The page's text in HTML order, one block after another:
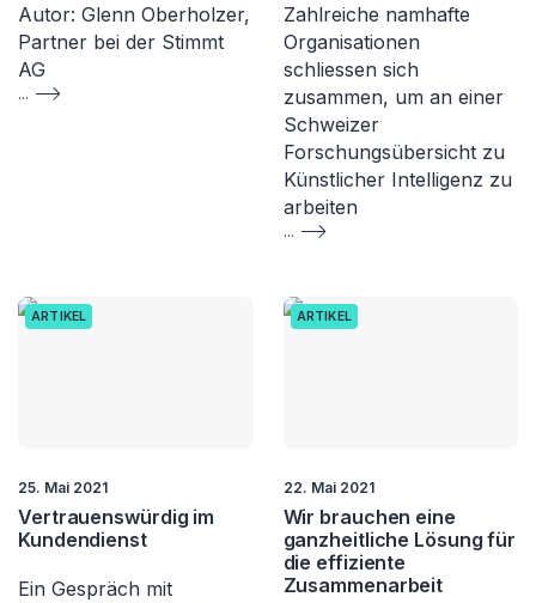
Autor: Glenn Oberholzer,
Partner bei der Stimmt
AG
...
Zahlreiche namhafte
Organisationen
schliessen sich
zusammen, um an einer
Schweizer
Forschungsübersicht zu
Künstlicher Intelligenz zu
arbeiten
...
ARTIKEL
25. Mai 2021
Vertrauenswürdig im
Kundendienst
Ein Gespräch mit
ARTIKEL
22. Mai 2021
Wir brauchen eine
ganzheitliche Lösung für
die effiziente
Zusammenarbeit